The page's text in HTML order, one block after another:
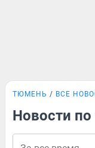
ТЮМЕНЬ ВСЕ
Новости по